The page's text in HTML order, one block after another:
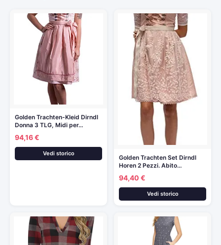
Golden Trachten-Kleid Dirndl
Donna 3 TLG, Midi per…
94,16 €
Vedi storico
Golden Trachten Set Dirndl
Horen 2 Pezzi. Abito…
94,40 €
Vedi storico